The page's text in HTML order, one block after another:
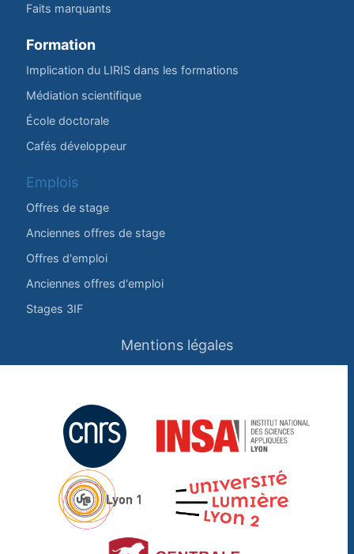
Faits marquants
Formation
Implication du LIRIS dans les formations
Médiation scientifique
École doctorale
Cafés développeur
Emplois
Offres de stage
Anciennes offres de stage
Offres d'emploi
Anciennes offres d'emploi
Stages 3IF
Mentions légales